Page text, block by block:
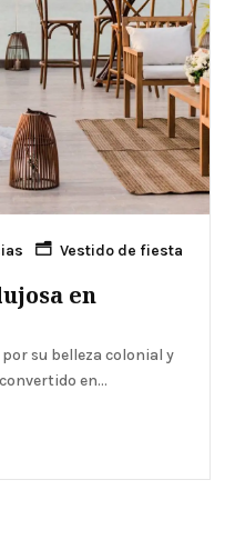
en
Vestido de fiesta
su belleza colonial y
en...